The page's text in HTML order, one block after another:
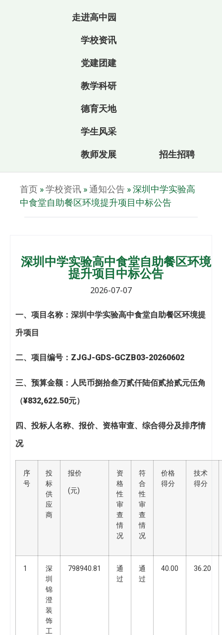
走进高中园
学校资讯
党建团建
教学科研
德育天地
学生风采
教师发展 招生招聘
首页 »学校资讯 »通知公告 »深圳中学实验高
中食堂自助餐区环境提升项目中标公告
深圳中学实验高中食堂自助餐区环境
提升项目中标公告
2026-07-07
一、项目名称： 深圳中学实验高中食堂自助餐区环境提
升项目
二、项目编号： ZJGJ-GDS-GCZB03-20260602
三、预算金额：人民币捌拾叁万贰仟陆佰贰拾贰元伍角
（¥832,622.50元）
四、投标人名称、报价、资格审查、综合得分及排序情
况
序
号
投
标
供
应
商
报价
(元)
资
格
性
审
查
情
况
符
合
性
审
查
情
况
价格
得分
技术
得分
1
深
圳
锦
澄
装
饰
工
798940.81
通
过
通
过
40.00 36.20